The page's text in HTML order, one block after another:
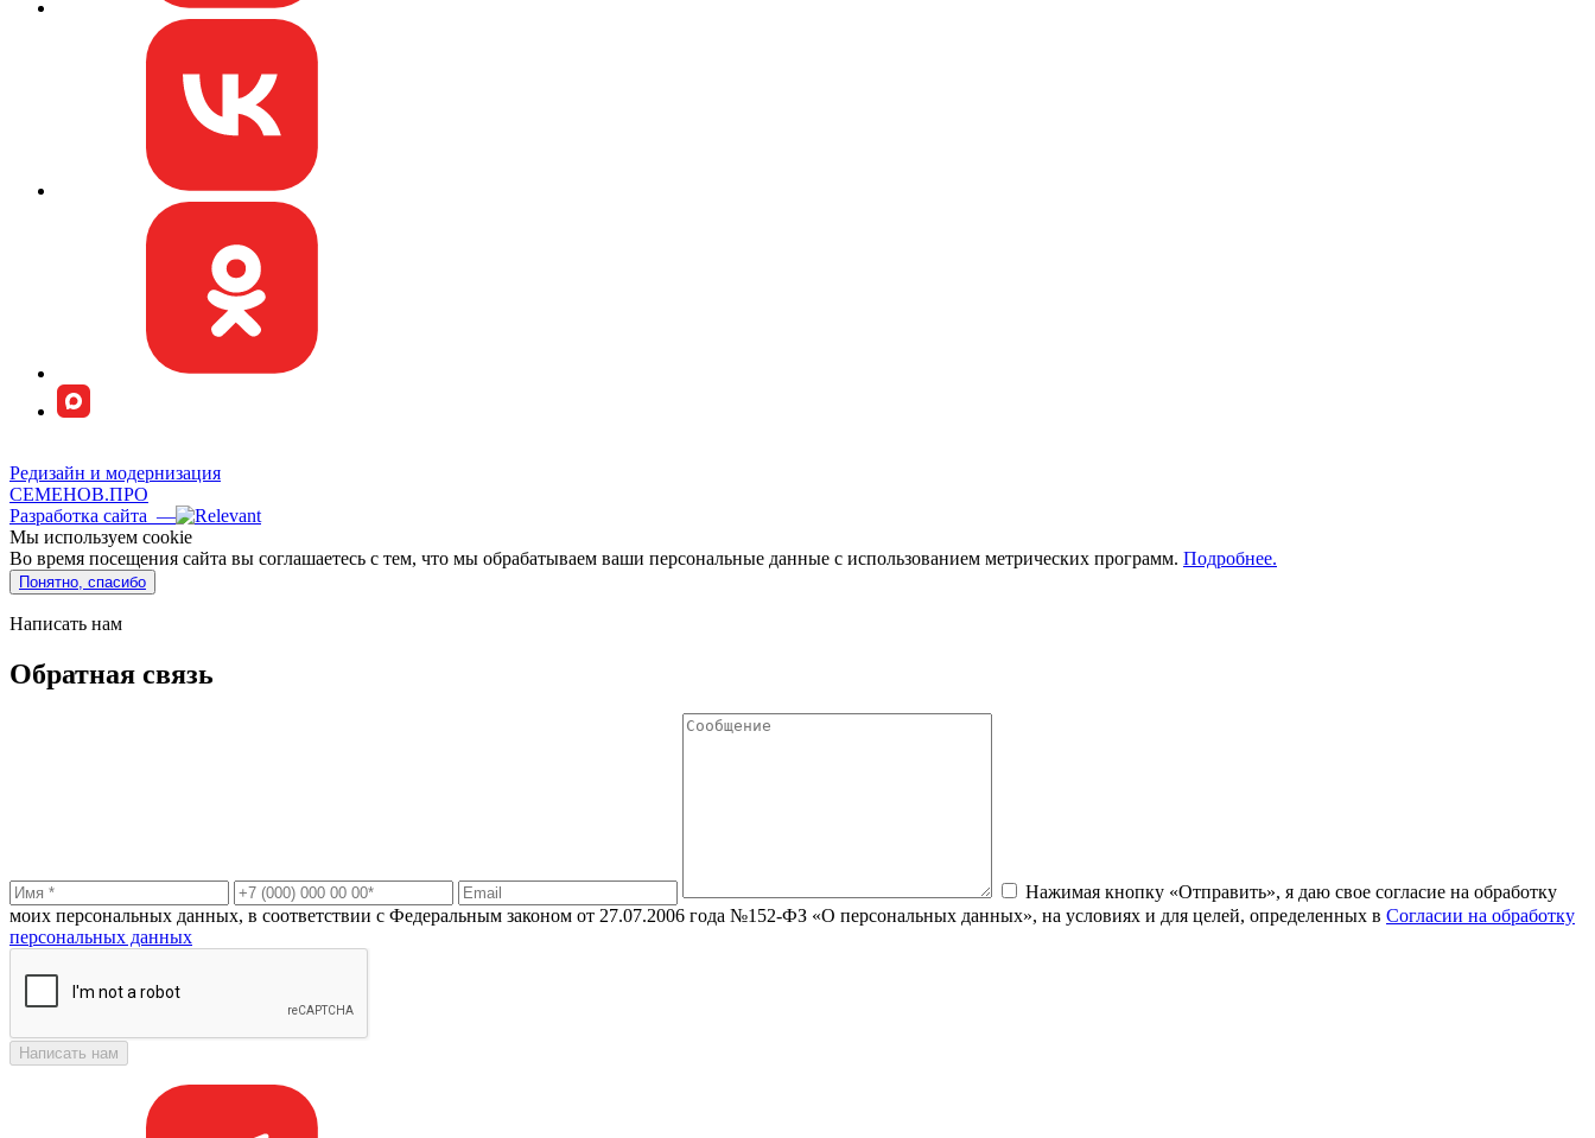
Редизайн и модернизация
СЕМЕНОВ.ПРО
Разработка сайта —
Мы используем сookie
Во время посещения сайта вы соглашаетесь с тем, что мы обрабатываем ваши персональные данные с использованием метрических программ. Подробнее.
Понятно, спасибо
Написать нам
Обратная связь
Нажимая кнопку «Отправить», я даю свое согласие на обработку
моих персональных данных, в соответствии с Федеральным законом от 27.07.2006 года №152-ФЗ «О персональных данных», на условиях и для целей, определенных в Согласии на обработку
персональных данных